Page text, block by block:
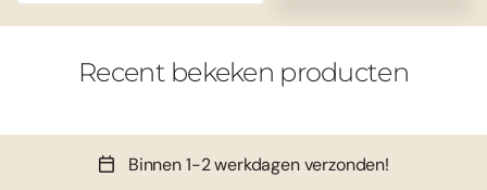
Recent bekeken producten
Binnen 1-2 werkdagen verzonden!